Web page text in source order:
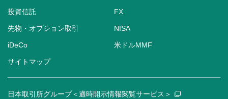
投資信託 FX
先物・オプション取引 NISA
iDeCo 米ドルMMF
サイトマップ
日本取引所グループ＜適時開示情報閲覧サービス＞